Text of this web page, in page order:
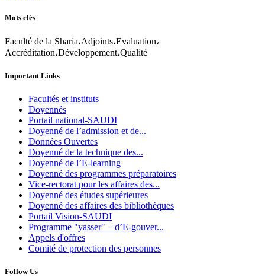
Mots clés
Faculté de la Sharia،Adjoints،Evaluation،
Accréditation،Développement،Qualité
Important Links
Facultés et instituts
Doyennés
Portail national-SAUDI
Doyenné de l’admission et de...
Données Ouvertes
Doyenné de la technique des...
Doyenné de l’E-learning
Doyenné des programmes préparatoires
Vice-rectorat pour les affaires des...
Doyenné des études supérieures
Doyenné des affaires des bibliothèques
Portail Vision-SAUDI
Programme "yasser" – d’E-gouver...
Appels d'offres
Comité de protection des personnes
Follow Us